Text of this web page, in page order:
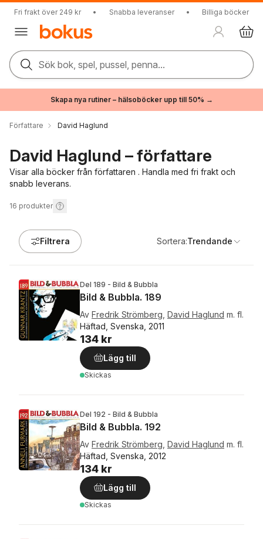
Fri frakt över 249 kr • Snabba leveranser • Billiga böcker
Sök bok, spel, pussel, penna...
Skapa nya rutiner – hälsoböcker upp till 50% →
Författare David Haglund
David Haglund – författare
Visar alla böcker från författaren . Handla med fri frakt och
snabb leverans.
16 produkter
Filtrera Sortera:Trendande
Del 189 - Bild & Bubbla
Bild & Bubbla. 189
Av Fredrik Strömberg David Haglund m. fl.
Häftad, Svenska, 2011
134 kr
Lägg till
Skickas
Del 192 - Bild & Bubbla
Bild & Bubbla. 192
Av Fredrik Strömberg David Haglund m. fl.
Häftad, Svenska, 2012
134 kr
Lägg till
Skickas